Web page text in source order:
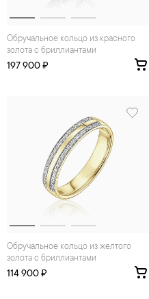
Обручальное кольцо из красного
золота с бриллиантами
197 900 ₽
Обручальное кольцо из желтого
золота с бриллиантами
114 900 ₽